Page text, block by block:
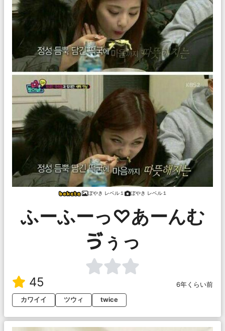
ぼやき レベル１ ぼやき レベル１
ふーふーっ♡あーんむ
ゔぅっ
45
6年くらい前
カワイイ
ツウィ twice